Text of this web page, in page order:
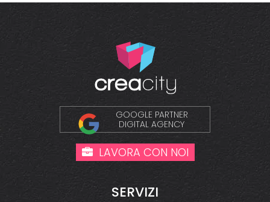
SERVIZI
GOOGLE PARTNER
DIGITAL AGENCY
LAVORA CON NOI